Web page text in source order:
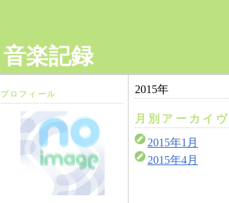
音楽記録
プロフィール 2015年
月別アーカイヴ
2015年1月
2015年4月